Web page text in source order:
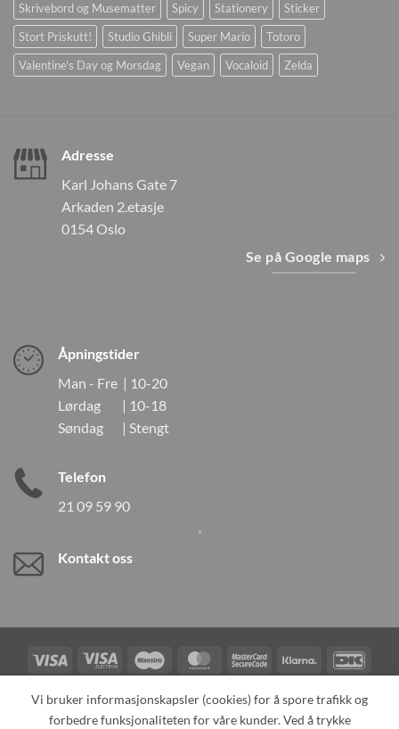
Skrivebord og Musematter
Spicy Stationery
Sticker
Stort Priskutt!
Studio Ghibli Super Mario
Totoro
Valentine's Day og Morsdag
Vegan Vocaloid Zelda
Adresse
Karl Johans Gate 7
Arkaden 2.etasje
0154 Oslo
Se på Google maps
Åpningstider
Man - Fre | 10-20
Lørdag | 10-18
Søndag | Stengt
Telefon
21 09 59 90
Kontakt oss
Visa
Visa
Electron
Maestro MasterCardMasterCard
2
Klarna
Card
TILBAKEKALLINGER KONTAKT OSS OM OSS
Vi bruker informasjonskapsler (cookies) for å spore trafikk og
forbedre funksjonaliteten for våre kunder. Ved å trykke